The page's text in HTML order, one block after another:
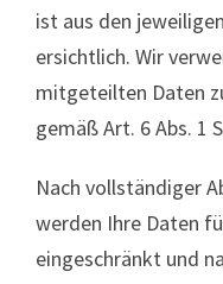
ist aus den
ersichtlich. Wir
mitgeteilten Daten
gemäß Art. 6 Abs. 1
Nach vollständiger
werden Ihre Daten
eingeschränkt und